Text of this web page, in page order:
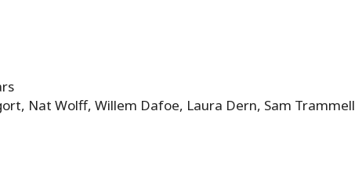
Nat Wolff, Willem Dafoe, Laura Dern, Sam Trammell